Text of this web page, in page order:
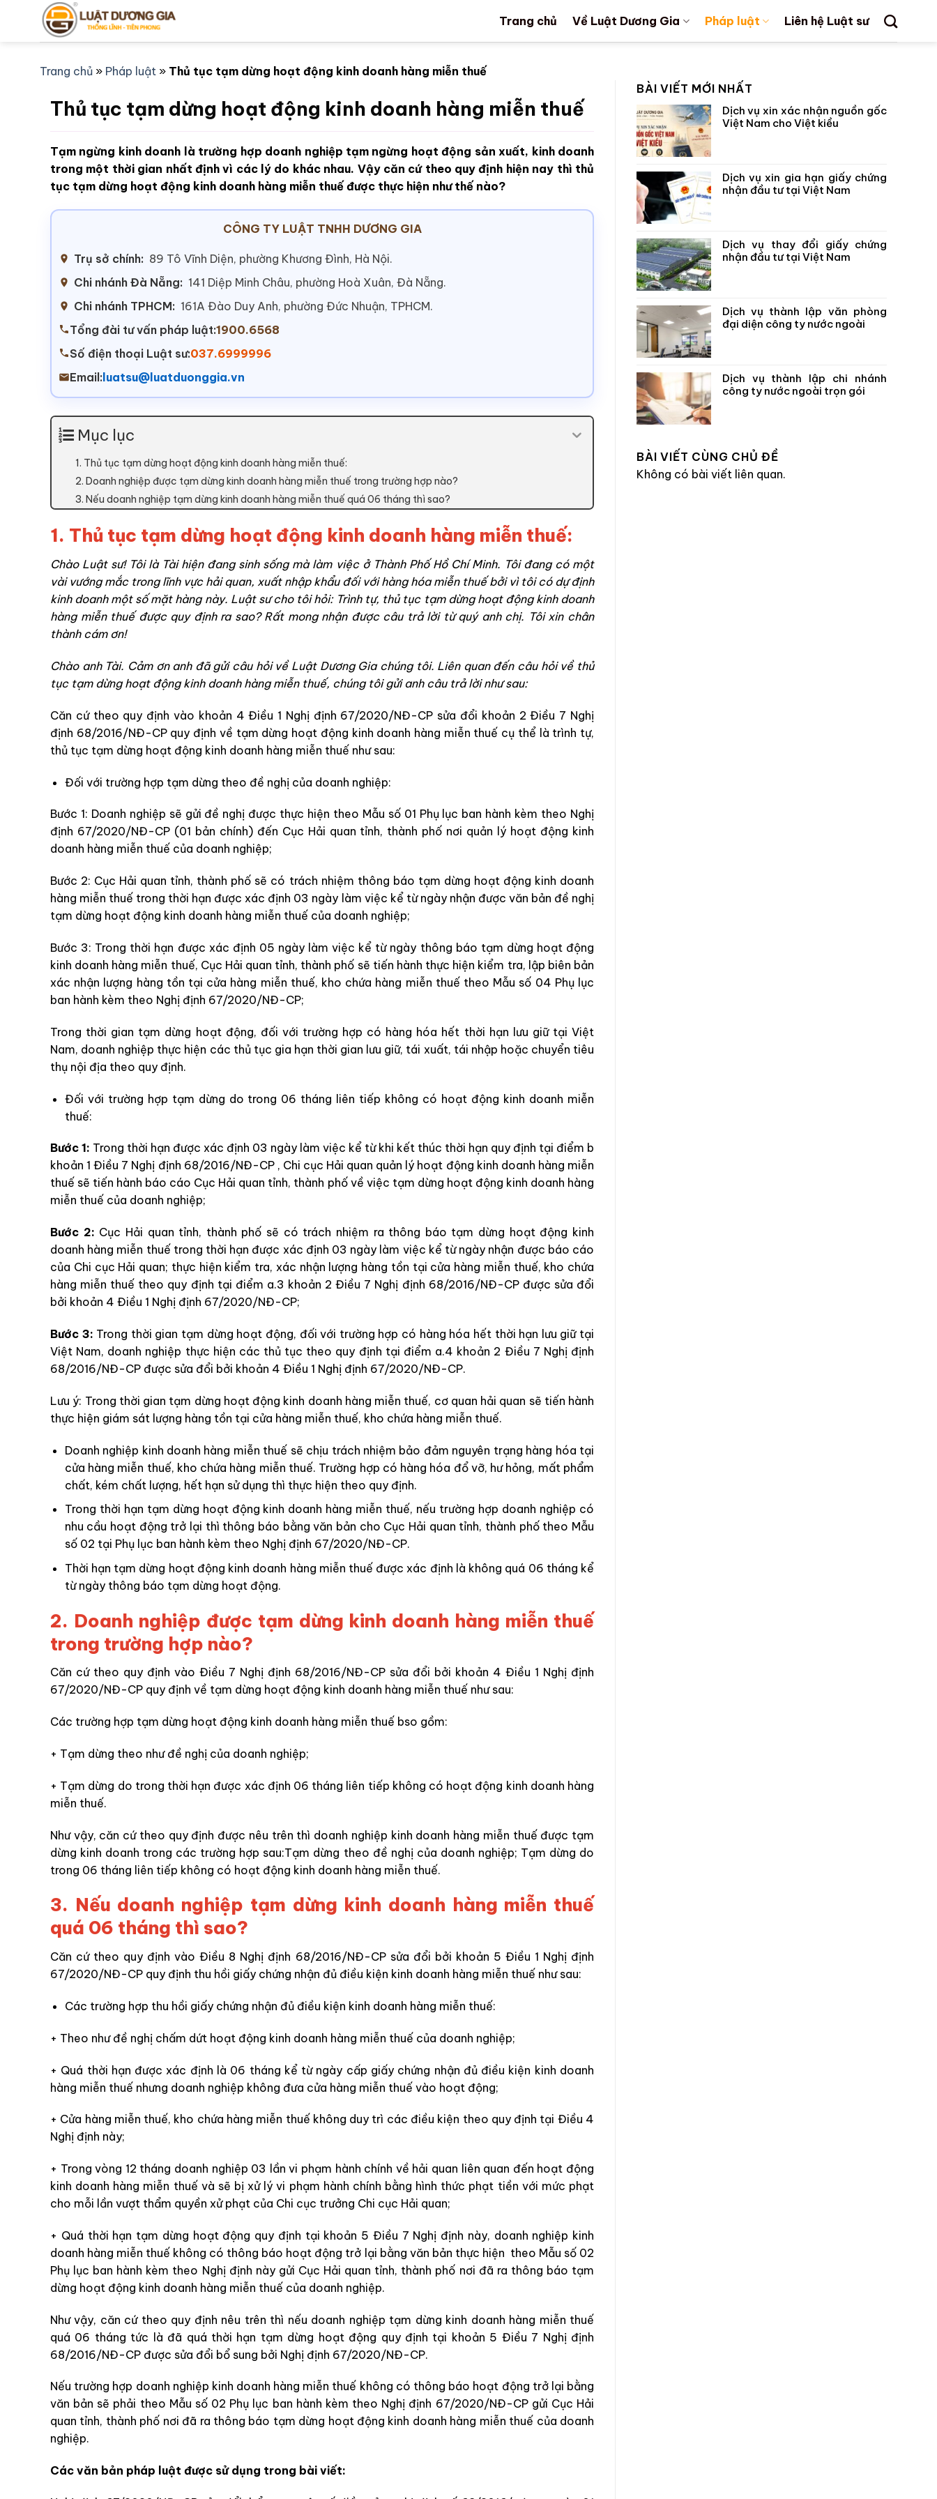
Trang chủ Về Luật Dương Gia Pháp luật Liên hệ Luật sư
Trang chủ » Pháp luật » Thủ tục tạm dừng hoạt động kinh doanh hàng miễn thuế
Thủ tục tạm dừng hoạt động kinh doanh hàng miễn thuế
Tạm ngừng kinh doanh là trường hợp doanh nghiệp tạm ngừng hoạt động sản xuất, kinh doanh
trong một thời gian nhất định vì các lý do khác nhau. Vậy căn cứ theo quy định hiện nay thì thủ
tục tạm dừng hoạt động kinh doanh hàng miễn thuế được thực hiện như thế nào?
CÔNG TY LUẬT TNHH DƯƠNG GIA
Trụ sở chính: 89 Tô Vĩnh Diện, phường Khương Đình, Hà Nội.
Chi nhánh Đà Nẵng: 141 Diệp Minh Châu, phường Hoà Xuân, Đà Nẵng.
Chi nhánh TPHCM: 161A Đào Duy Anh, phường Đức Nhuận, TPHCM.
Tổng đài tư vấn pháp luật:1900.6568
Số điện thoại Luật sư:037.6999996
Email: luatsu@luatduonggia.vn
Mục lục
1. Thủ tục tạm dừng hoạt động kinh doanh hàng miễn thuế:
2. Doanh nghiệp được tạm dừng kinh doanh hàng miễn thuế trong trường hợp nào?
3. Nếu doanh nghiệp tạm dừng kinh doanh hàng miễn thuế quá 06 tháng thì sao?
1. Thủ tục tạm dừng hoạt động kinh doanh hàng miễn thuế:
Chào Luật sư! Tôi là Tài hiện đang sinh sống mà làm việc ở Thành Phố Hồ Chí Minh. Tôi đang có một
vài vướng mắc trong lĩnh vực hải quan, xuất nhập khẩu đối với hàng hóa miễn thuế bởi vì tôi có dự định
kinh doanh một số mặt hàng này. Luật sư cho tôi hỏi: Trình tự, thủ tục tạm dừng hoạt động kinh doanh
hàng miễn thuế được quy định ra sao? Rất mong nhận được câu trả lời từ quý anh chị. Tôi xin chân
thành cám ơn!
Chào anh Tài. Cảm ơn anh đã gửi câu hỏi về Luật Dương Gia chúng tôi. Liên quan đến câu hỏi về thủ
tục tạm dừng hoạt động kinh doanh hàng miễn thuế, chúng tôi gửi anh câu trả lời như sau:
Căn cứ theo quy định vào khoản 4 Điều 1 Nghị định 67/2020/NĐ-CP sửa đổi khoản 2 Điều 7 Nghị
định 68/2016/NĐ-CP quy định về tạm dừng hoạt động kinh doanh hàng miễn thuế cụ thể là trình tự,
thủ tục tạm dừng hoạt động kinh doanh hàng miễn thuế như sau:
Đối với trường hợp tạm dừng theo đề nghị của doanh nghiệp:
Bước 1: Doanh nghiệp sẽ gửi đề nghị được thực hiện theo Mẫu số 01 Phụ lục ban hành kèm theo Nghị
định 67/2020/NĐ-CP (01 bản chính) đến Cục Hải quan tỉnh, thành phố nơi quản lý hoạt động kinh
doanh hàng miễn thuế của doanh nghiệp;
Bước 2: Cục Hải quan tỉnh, thành phố sẽ có trách nhiệm thông báo tạm dừng hoạt động kinh doanh
hàng miễn thuế trong thời hạn được xác định 03 ngày làm việc kể từ ngày nhận được văn bản đề nghị
tạm dừng hoạt động kinh doanh hàng miễn thuế của doanh nghiệp;
Bước 3: Trong thời hạn được xác định 05 ngày làm việc kể từ ngày thông báo tạm dừng hoạt động
kinh doanh hàng miễn thuế, Cục Hải quan tỉnh, thành phố sẽ tiến hành thực hiện kiểm tra, lập biên bản
xác nhận lượng hàng tồn tại cửa hàng miễn thuế, kho chứa hàng miễn thuế theo Mẫu số 04 Phụ lục
ban hành kèm theo Nghị định 67/2020/NĐ-CP;
Trong thời gian tạm dừng hoạt động, đối với trường hợp có hàng hóa hết thời hạn lưu giữ tại Việt
Nam, doanh nghiệp thực hiện các thủ tục gia hạn thời gian lưu giữ, tái xuất, tái nhập hoặc chuyển tiêu
thụ nội địa theo quy định.
Đối với trường hợp tạm dừng do trong 06 tháng liên tiếp không có hoạt động kinh doanh miễn
thuế:
Bước 1: Trong thời hạn được xác định 03 ngày làm việc kể từ khi kết thúc thời hạn quy định tại điểm b
khoản 1 Điều 7 Nghị định 68/2016/NĐ-CP , Chi cục Hải quan quản lý hoạt động kinh doanh hàng miễn
thuế sẽ tiến hành báo cáo Cục Hải quan tỉnh, thành phố về việc tạm dừng hoạt động kinh doanh hàng
miễn thuế của doanh nghiệp;
Bước 2: Cục Hải quan tỉnh, thành phố sẽ có trách nhiệm ra thông báo tạm dừng hoạt động kinh
doanh hàng miễn thuế trong thời hạn được xác định 03 ngày làm việc kể từ ngày nhận được báo cáo
của Chi cục Hải quan; thực hiện kiểm tra, xác nhận lượng hàng tồn tại cửa hàng miễn thuế, kho chứa
hàng miễn thuế theo quy định tại điểm a.3 khoản 2 Điều 7 Nghị định 68/2016/NĐ-CP được sửa đổi
bởi khoản 4 Điều 1 Nghị định 67/2020/NĐ-CP;
Bước 3: Trong thời gian tạm dừng hoạt động, đối với trường hợp có hàng hóa hết thời hạn lưu giữ tại
Việt Nam, doanh nghiệp thực hiện các thủ tục theo quy định tại điểm a.4 khoản 2 Điều 7 Nghị định
68/2016/NĐ-CP được sửa đổi bởi khoản 4 Điều 1 Nghị định 67/2020/NĐ-CP.
Lưu ý: Trong thời gian tạm dừng hoạt động kinh doanh hàng miễn thuế, cơ quan hải quan sẽ tiến hành
thực hiện giám sát lượng hàng tồn tại cửa hàng miễn thuế, kho chứa hàng miễn thuế.
Doanh nghiệp kinh doanh hàng miễn thuế sẽ chịu trách nhiệm bảo đảm nguyên trạng hàng hóa tại
cửa hàng miễn thuế, kho chứa hàng miễn thuế. Trường hợp có hàng hóa đổ vỡ, hư hỏng, mất phẩm
chất, kém chất lượng, hết hạn sử dụng thì thực hiện theo quy định.
Trong thời hạn tạm dừng hoạt động kinh doanh hàng miễn thuế, nếu trường hợp doanh nghiệp có
nhu cầu hoạt động trở lại thì thông báo bằng văn bản cho Cục Hải quan tỉnh, thành phố theo Mẫu
số 02 tại Phụ lục ban hành kèm theo Nghị định 67/2020/NĐ-CP.
Thời hạn tạm dừng hoạt động kinh doanh hàng miễn thuế được xác định là không quá 06 tháng kể
từ ngày thông báo tạm dừng hoạt động.
2. Doanh nghiệp được tạm dừng kinh doanh hàng miễn thuế
trong trường hợp nào?
Căn cứ theo quy định vào Điều 7 Nghị định 68/2016/NĐ-CP sửa đổi bởi khoản 4 Điều 1 Nghị định
67/2020/NĐ-CP quy định về tạm dừng hoạt động kinh doanh hàng miễn thuế như sau:
Các trường hợp tạm dừng hoạt động kinh doanh hàng miễn thuế bso gồm:
+ Tạm dừng theo như đề nghị của doanh nghiệp;
+ Tạm dừng do trong thời hạn được xác định 06 tháng liên tiếp không có hoạt động kinh doanh hàng
miễn thuế.
Như vậy, căn cứ theo quy định được nêu trên thì doanh nghiệp kinh doanh hàng miễn thuế được tạm
dừng kinh doanh trong các trường hợp sau:Tạm dừng theo đề nghị của doanh nghiệp; Tạm dừng do
trong 06 tháng liên tiếp không có hoạt động kinh doanh hàng miễn thuế.
3. Nếu doanh nghiệp tạm dừng kinh doanh hàng miễn thuế
quá 06 tháng thì sao?
Căn cứ theo quy định vào Điều 8 Nghị định 68/2016/NĐ-CP sửa đổi bởi khoản 5 Điều 1 Nghị định
67/2020/NĐ-CP quy định thu hồi giấy chứng nhận đủ điều kiện kinh doanh hàng miễn thuế như sau:
Các trường hợp thu hồi giấy chứng nhận đủ điều kiện kinh doanh hàng miễn thuế:
+ Theo như đề nghị chấm dứt hoạt động kinh doanh hàng miễn thuế của doanh nghiệp;
+ Quá thời hạn được xác định là 06 tháng kể từ ngày cấp giấy chứng nhận đủ điều kiện kinh doanh
hàng miễn thuế nhưng doanh nghiệp không đưa cửa hàng miễn thuế vào hoạt động;
+ Cửa hàng miễn thuế, kho chứa hàng miễn thuế không duy trì các điều kiện theo quy định tại Điều 4
Nghị định này;
+ Trong vòng 12 tháng doanh nghiệp 03 lần vi phạm hành chính về hải quan liên quan đến hoạt động
kinh doanh hàng miễn thuế và sẽ bị xử lý vi phạm hành chính bằng hình thức phạt tiền với mức phạt
cho mỗi lần vượt thẩm quyền xử phạt của Chi cục trưởng Chi cục Hải quan;
+ Quá thời hạn tạm dừng hoạt động quy định tại khoản 5 Điều 7 Nghị định này, doanh nghiệp kinh
doanh hàng miễn thuế không có thông báo hoạt động trở lại bằng văn bản thực hiện theo Mẫu số 02
Phụ lục ban hành kèm theo Nghị định này gửi Cục Hải quan tỉnh, thành phố nơi đã ra thông báo tạm
dừng hoạt động kinh doanh hàng miễn thuế của doanh nghiệp.
Như vậy, căn cứ theo quy định nêu trên thì nếu doanh nghiệp tạm dừng kinh doanh hàng miễn thuế
quá 06 tháng tức là đã quá thời hạn tạm dừng hoạt động quy định tại khoản 5 Điều 7 Nghị định
68/2016/NĐ-CP được sửa đổi bổ sung bởi Nghị định 67/2020/NĐ-CP.
Nếu trường hợp doanh nghiệp kinh doanh hàng miễn thuế không có thông báo hoạt động trở lại bằng
văn bản sẽ phải theo Mẫu số 02 Phụ lục ban hành kèm theo Nghị định 67/2020/NĐ-CP gửi Cục Hải
quan tỉnh, thành phố nơi đã ra thông báo tạm dừng hoạt động kinh doanh hàng miễn thuế của doanh
nghiệp.
Các văn bản pháp luật được sử dụng trong bài viết:
BÀI VIẾT MỚI NHẤT
Dịch vụ xin xác nhận nguồn gốc
Việt Nam cho Việt kiều
Dịch vụ xin gia hạn giấy chứng
nhận đầu tư tại Việt Nam
Dịch vụ thay đổi giấy chứng
nhận đầu tư tại Việt Nam
Dịch vụ thành lập văn phòng
đại diện công ty nước ngoài
Dịch vụ thành lập chi nhánh
công ty nước ngoài trọn gói
BÀI VIẾT CÙNG CHỦ ĐỀ
Không có bài viết liên quan.